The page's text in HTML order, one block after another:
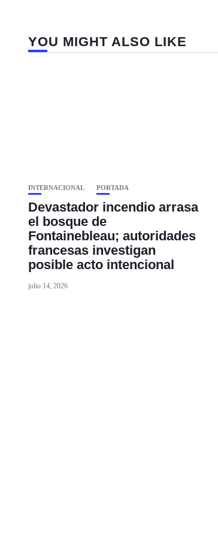
YOU MIGHT ALSO LIKE
INTERNACIONAL PORTADA
Devastador incendio arrasa
el bosque de
Fontainebleau; autoridades
francesas investigan
posible acto intencional
julio 14, 2026